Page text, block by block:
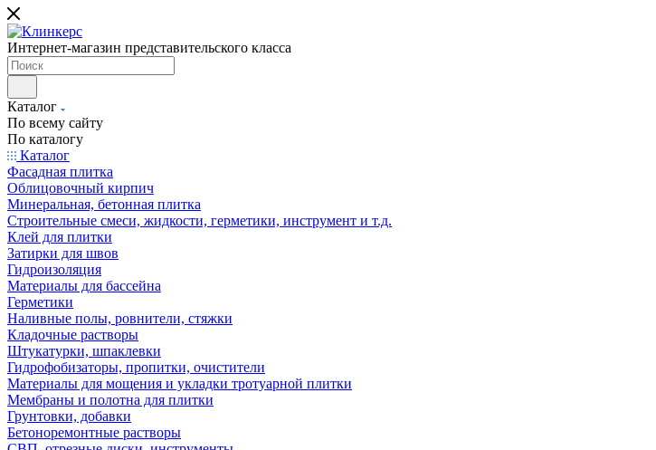
Интернет-магазин представительского класса
Каталог
По всему сайту
По каталогу
Каталог
Фасадная плитка
Облицовочный кирпич
Минеральная, бетонная плитка
Строительные смеси, жидкости, герметики, инструмент и т.д.
Клей для плитки
Затирки для швов
Гидроизоляция
Материалы для бассейна
Герметики
Наливные полы, ровнители, стяжки
Кладочные растворы
Штукатурки, шпаклевки
Гидрофобизаторы, пропитки, очистители
Материалы для мощения и укладки тротуарной плитки
Мембраны и полотна для плитки
Грунтовки, добавки
Бетоноремонтные растворы